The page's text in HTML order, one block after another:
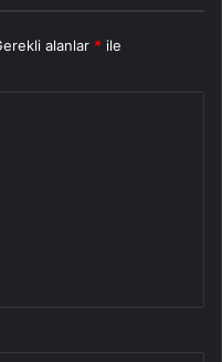
alanlar * ile